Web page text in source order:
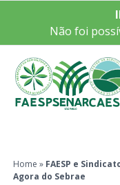
Não foi
Home » FAESP e
Agora do Sebrae